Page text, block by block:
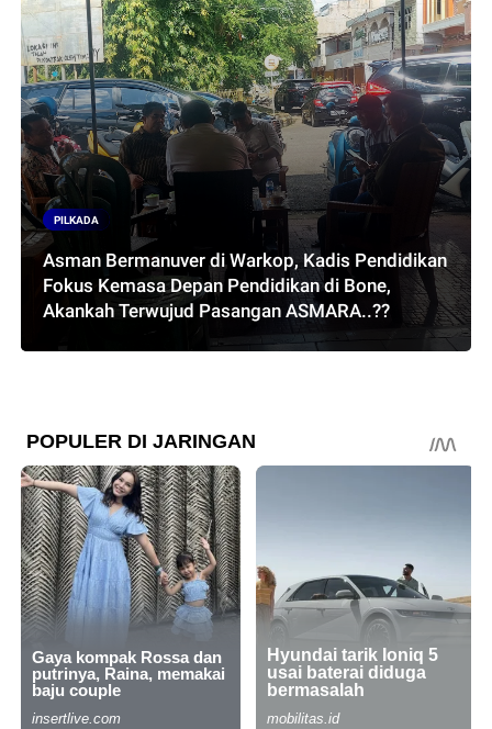
PILKADA
Asman Bermanuver di Warkop, Kadis Pendidikan
Fokus Kemasa Depan Pendidikan di Bone,
Akankah Terwujud Pasangan ASMARA..??